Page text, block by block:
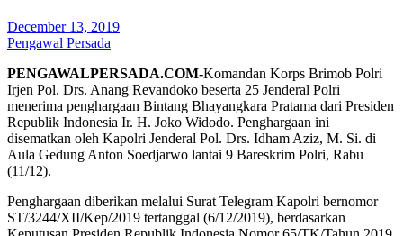
December 13, 2019
Pengawal Persada
PENGAWALPERSADA.COM-Komandan Korps Brimob Polri
Irjen Pol. Drs. Anang Revandoko beserta 25 Jenderal Polri
menerima penghargaan Bintang Bhayangkara Pratama dari Presiden
Republik Indonesia Ir. H. Joko Widodo. Penghargaan ini
disematkan oleh Kapolri Jenderal Pol. Drs. Idham Aziz, M. Si. di
Aula Gedung Anton Soedjarwo lantai 9 Bareskrim Polri, Rabu
(11/12).
Penghargaan diberikan melalui Surat Telegram Kapolri bernomor
ST/3244/XII/Kep/2019 tertanggal (6/12/2019), berdasarkan